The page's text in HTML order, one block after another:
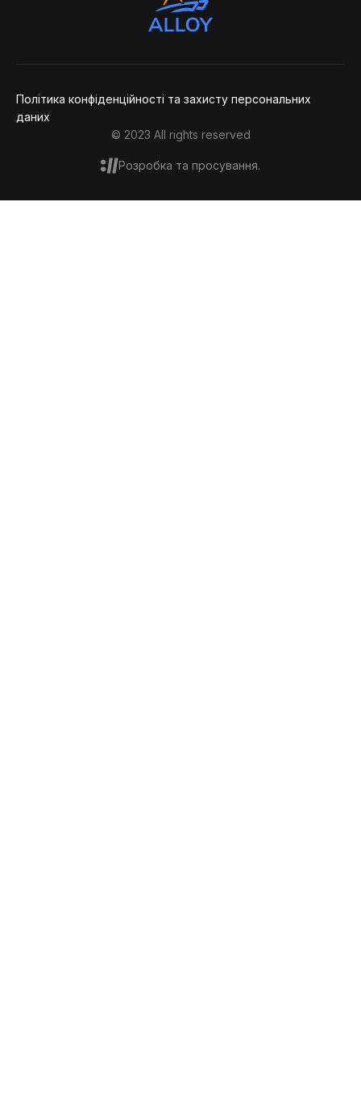
Політика конфіденційності та захисту персональних
даних
© 2023 All rights reserved
Розробка та просування.